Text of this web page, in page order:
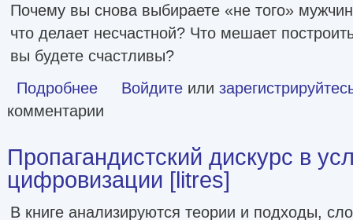
Почему вы снова выбираете «не того»
что делает несчастной? Что мешает
вы будете счастливы?
Подробнее о Я и мой мужчина. Так при чем тут папа? Как
Войдите или
комментарии
Пропагандистский дискурс в
цифровизации [litres]
В книге анализируются теории и подходы,